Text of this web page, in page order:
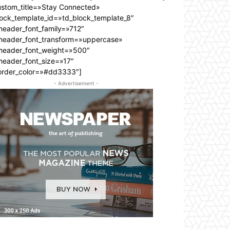
Connected»
- Advertisement -